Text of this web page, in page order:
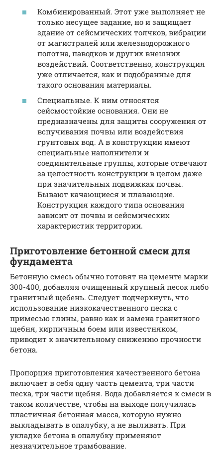
Комбинированный. Этот уже выполняет не
только несущее задание, но и защищает
здание от сейсмических толчков, вибрации
от магистралей или железнодорожного
полотна, паводков и других внешних
воздействий. Соответственно, конструкция
уже отличается, как и подобранные для
такого основания материалы.
Специальные. К ним относятся
сейсмостойкие основания. Они не
предназначены для защиты сооружения от
вспучивания почвы или воздействия
грунтовых вод. А в конструкции имеют
специальные наполнители и
соединительные группы, которые отвечают
за целостность конструкции в целом даже
при значительных подвижках почвы.
Бывают качающиеся и плавающие.
Конструкция каждого типа основания
зависит от почвы и сейсмических
характеристик территории.
Приготовление бетонной смеси для
фундамента
Бетонную смесь обычно готовят на цементе марки
300-400, добавляя очищенный крупный песок либо
гранитный щебень. Следует подчеркнуть, что
использование низкокачественного песка с
примесью глины, равно как и замена гранитного
щебня, кирпичным боем или известняком,
приводит к значительному снижению прочности
бетона.
Пропорция приготовления качественного бетона
включает в себя одну часть цемента, три части
песка, три части щебня. Вода добавляется к смеси в
таком количестве, чтобы на выходе получилась
пластичная бетонная масса, которую нужно
выкладывать в опалубку, а не выливать. При
укладке бетона в опалубку применяют
незначительное трамбование.